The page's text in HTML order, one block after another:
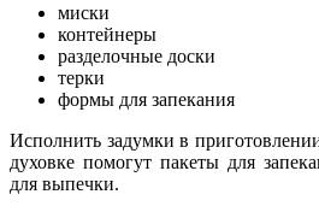
миски
контейнеры
разделочные доски
терки
формы для запекания
Исполнить задумки в
духовке помогут пакеты для
для выпечки.